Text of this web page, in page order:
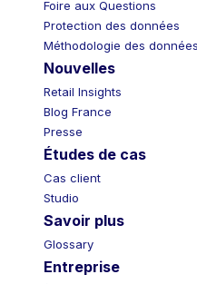
Foire aux Questions
Protection des données
Méthodologie des données
Nouvelles
Retail Insights
Blog France
Presse
Études de cas
Cas client
Studio
Savoir plus
Glossary
Entreprise